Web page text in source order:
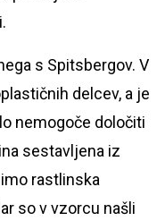
s Spitsbergov. V
delcev, a je
nemogoče določiti
sestavljena iz
rastlinska
so v vzorcu našli